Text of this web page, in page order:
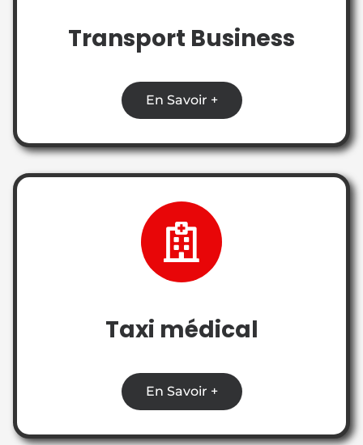
Transport Business
En Savoir +
Taxi médical
En Savoir +